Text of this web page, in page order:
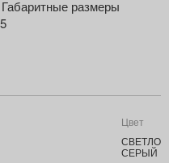
размеры
Цвет
СВЕТЛО-
СЕРЫЙ